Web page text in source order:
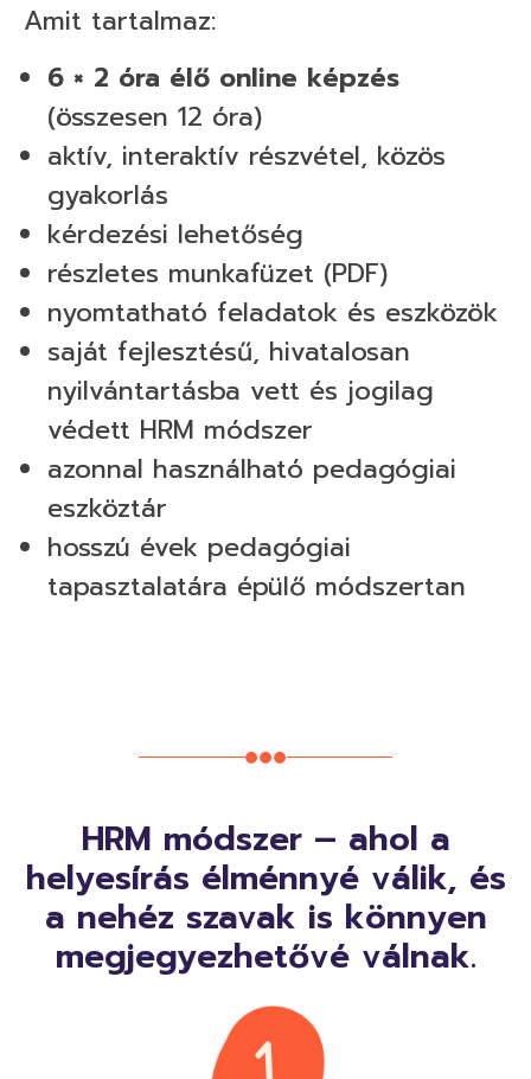
Amit tartalmaz:
6 × 2 óra élő online képzés
(összesen 12 óra)
aktív, interaktív részvétel, közös
gyakorlás
kérdezési lehetőség
részletes munkafüzet (PDF)
nyomtatható feladatok és eszközök
saját fejlesztésű, hivatalosan
nyilvántartásba vett és jogilag
védett HRM módszer
azonnal használható pedagógiai
eszköztár
hosszú évek pedagógiai
tapasztalatára épülő módszertan
HRM módszer – ahol a
helyesírás élménnyé válik, és
a nehéz szavak is könnyen
megjegyezhetővé válnak.